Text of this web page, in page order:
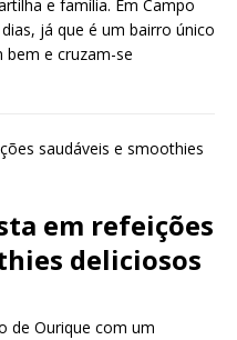
e família. Em Campo
já que é um bairro único
bem e cruzam-se
em refeições
deliciosos
de Ourique com um